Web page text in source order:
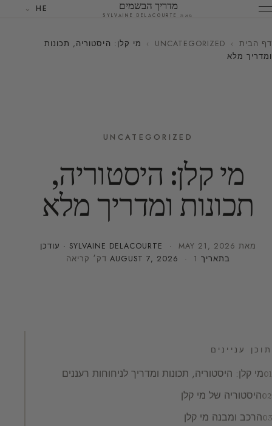
מדריך הבשמים
מאת SYLVAINE DELACOURTE
HE
דף הבית ›
UNCATEGORIZED
›
מי קלן: היסטוריה, תכונות
ומדריך מלא
UNCATEGORIZED
מי קלן: היסטוריה,
תכונות ומדריך מלא
מאת SYLVAINE DELACOURTE · MAY 21, 2026
· עודכן
בתאריך
AUGUST 7, 2026 · 1 דק׳ קריאה
תוכן עניינים
מי קלן: היסטוריה, תכונות ומדריך לניחוחות רעננים
היסטוריה של מי קלן
הרכב ומבנה מי קלן